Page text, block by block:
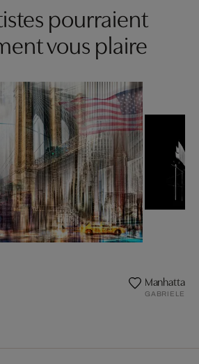
pourraient
vous plaire
Manhattan
GABRIELE